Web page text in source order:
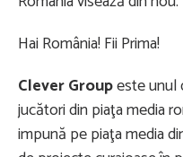
Hai România! Fii Prima!
Clever Groupeste unul
jucători din piaţa media
impună pe piaţa media